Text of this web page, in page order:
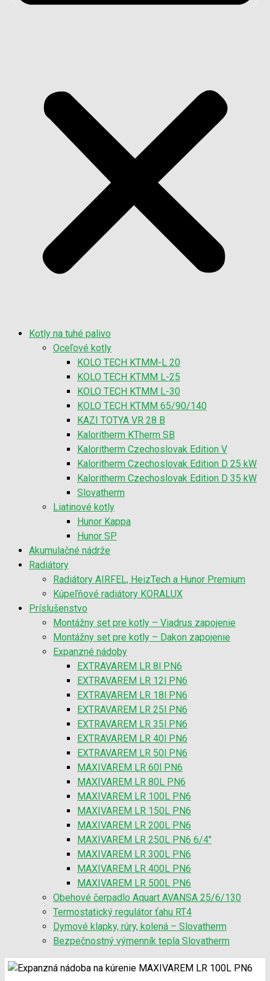
Kotly na tuhé palivo
Oceľové kotly
KOLO TECH KTMM-L 20
KOLO TECH KTMM L-25
KOLO TECH KTMM L-30
KOLO TECH KTMM 65/90/140
KAZI TOTYA VR 28 B
Kaloritherm KTherm SB
Kaloritherm Czechoslovak Edition V
Kaloritherm Czechoslovak Edition D 25 kW
Kaloritherm Czechoslovak Edition D 35 kW
Slovatherm
Liatinové kotly
Hunor Kappa
Hunor SP
Akumulačné nádrže
Radiátory
Radiátory AIRFEL, HeizTech a Hunor Premium
Kúpeľňové radiátory KORALUX
Príslušenstvo
Montážny set pre kotly – Viadrus zapojenie
Montážny set pre kotly – Dakon zapojenie
Expanzné nádoby
EXTRAVAREM LR 8l PN6
EXTRAVAREM LR 12l PN6
EXTRAVAREM LR 18l PN6
EXTRAVAREM LR 25l PN6
EXTRAVAREM LR 35l PN6
EXTRAVAREM LR 40l PN6
EXTRAVAREM LR 50l PN6
MAXIVAREM LR 60l PN6
MAXIVAREM LR 80L PN6
MAXIVAREM LR 100L PN6
MAXIVAREM LR 150L PN6
MAXIVAREM LR 200L PN6
MAXIVAREM LR 250L PN6 6/4″
MAXIVAREM LR 300L PN6
MAXIVAREM LR 400L PN6
MAXIVAREM LR 500L PN6
Obehové čerpadlo Aquart AVANSA 25/6/130
Termostatický regulátor ťahu RT4
Dymové klapky, rúry, kolená – Slovatherm
Bezpečnostný výmenník tepla Slovatherm